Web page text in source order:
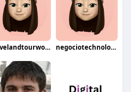
travelandtourworld negociotechnologies89